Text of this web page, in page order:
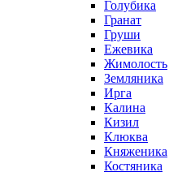
Голубика
Гранат
Груши
Ежевика
Жимолость
Земляника
Ирга
Калина
Кизил
Клюква
Княженика
Костяника